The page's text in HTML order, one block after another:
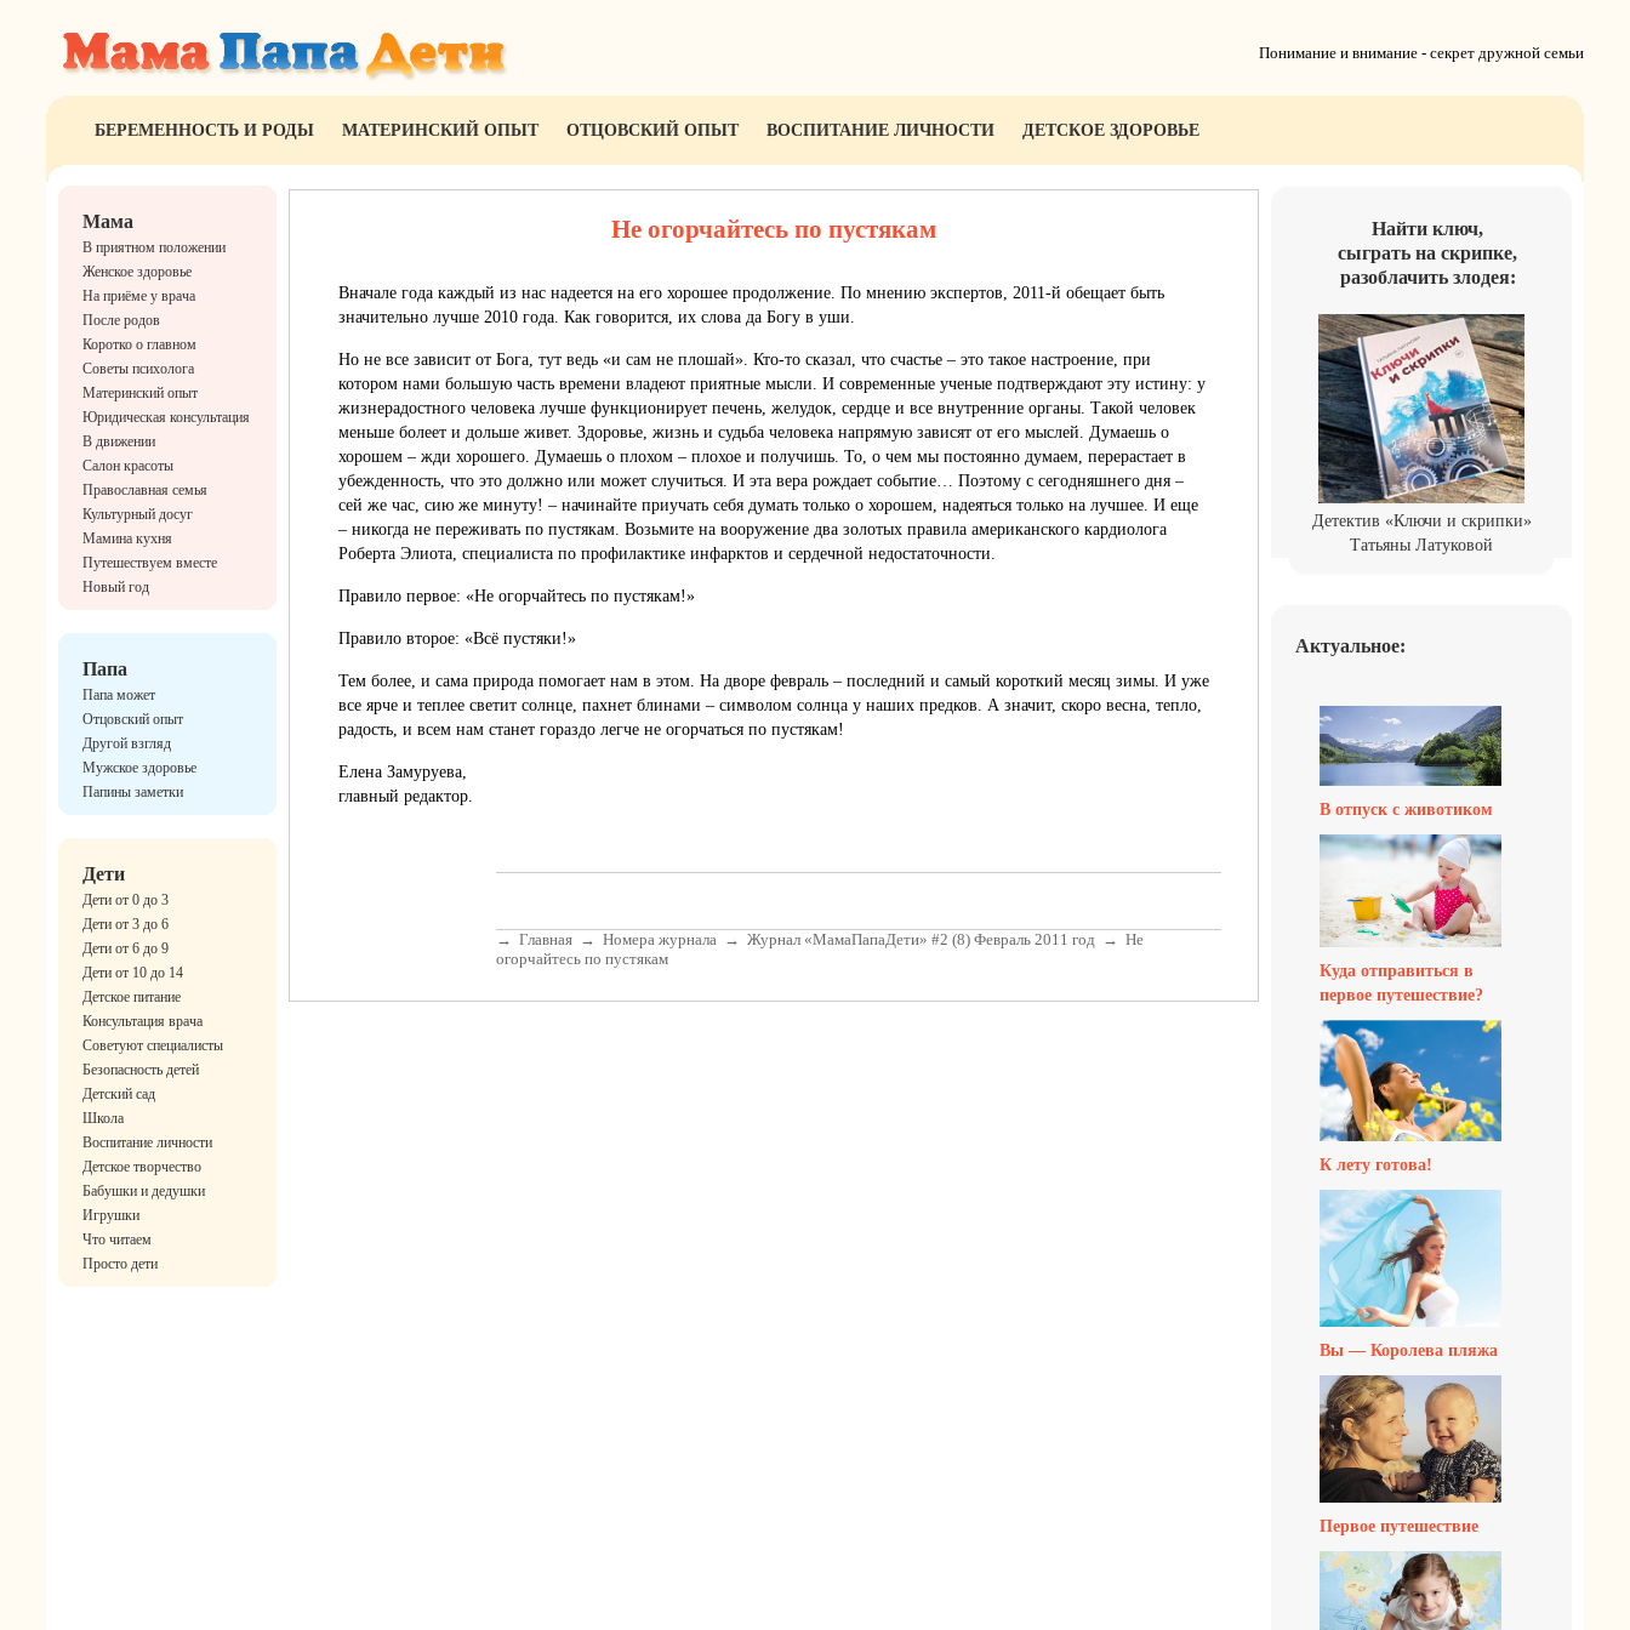
Понимание и внимание - секрет дружной семьи
БЕРЕМЕННОСТЬ И РОДЫ МАТЕРИНСКИЙ ОПЫТ ОТЦОВСКИЙ ОПЫТ ВОСПИТАНИЕ ЛИЧНОСТИ ДЕТСКОЕ ЗДОРОВЬЕ
Мама
В приятном положении
Женское здоровье
На приёме у врача
После родов
Коротко о главном
Советы психолога
Материнский опыт
Юридическая консультация
В движении
Салон красоты
Православная семья
Культурный досуг
Мамина кухня
Путешествуем вместе
Новый год
Папа
Папа может
Отцовский опыт
Другой взгляд
Мужское здоровье
Папины заметки
Дети
Дети от 0 до 3
Дети от 3 до 6
Дети от 6 до 9
Дети от 10 до 14
Детское питание
Консультация врача
Советуют специалисты
Безопасность детей
Детский сад
Школа
Воспитание личности
Детское творчество
Бабушки и дедушки
Игрушки
Что читаем
Просто дети
Не огорчайтесь по пустякам
Вначале года каждый из нас надеется на его хорошее продолжение. По мнению экспертов, 2011-й обещает быть
значительно лучше 2010 года. Как говорится, их слова да Богу в уши.
Но не все зависит от Бога, тут ведь «и сам не плошай». Кто-то сказал, что счастье – это такое настроение, при
котором нами большую часть времени владеют приятные мысли. И современные ученые подтверждают эту истину: у
жизнерадостного человека лучше функционирует печень, желудок, сердце и все внутренние органы. Такой человек
меньше болеет и дольше живет. Здоровье, жизнь и судьба человека напрямую зависят от его мыслей. Думаешь о
хорошем – жди хорошего. Думаешь о плохом – плохое и получишь. То, о чем мы постоянно думаем, перерастает в
убежденность, что это должно или может случиться. И эта вера рождает событие… Поэтому с сегодняшнего дня –
сей же час, сию же минуту! – начинайте приучать себя думать только о хорошем, надеяться только на лучшее. И еще
– никогда не переживать по пустякам. Возьмите на вооружение два золотых правила американского кардиолога
Роберта Элиота, специалиста по профилактике инфарктов и сердечной недостаточности.
Правило первое: «Не огорчайтесь по пустякам!»
Правило второе: «Всё пустяки!»
Тем более, и сама природа помогает нам в этом. На дворе февраль – последний и самый короткий месяц зимы. И уже
все ярче и теплее светит солнце, пахнет блинами – символом солнца у наших предков. А значит, скоро весна, тепло,
радость, и всем нам станет гораздо легче не огорчаться по пустякам!
Елена Замуруева,
главный редактор.
→ Главная→ Номера журнала→ Журнал «МамаПапаДети» #2 (8) Февраль 2011 год → Не
огорчайтесь по пустякам
Найти ключ,
сыграть на скрипке,
разоблачить злодея:
Детектив «Ключи и скрипки»
Татьяны Латуковой
Актуальное:
В отпуск с животиком
Куда отправиться в
первое путешествие?
К лету готова!
Вы — Королева пляжа
Первое путешествие